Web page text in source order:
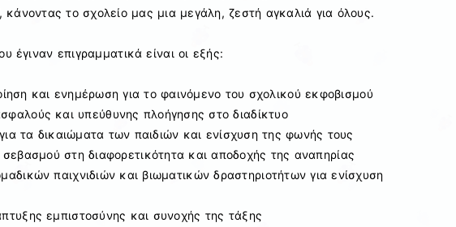
κάνοντας το σχολείο μας μια μεγάλη, ζεστή αγκαλιά για όλους.
έγιναν επιγραμματικά είναι οι εξής:
και ενημέρωση για το φαινόμενο του σχολικού εκφοβισμού
και υπεύθυνης πλοήγησης στο διαδίκτυο
τα δικαιώματα των παιδιών και ενίσχυση της φωνής τους
σεβασμού στη διαφορετικότητα και αποδοχής της αναπηρίας
παιχνιδιών και βιωματικών δραστηριοτήτων για ενίσχυση
εμπιστοσύνης και συνοχής της τάξης